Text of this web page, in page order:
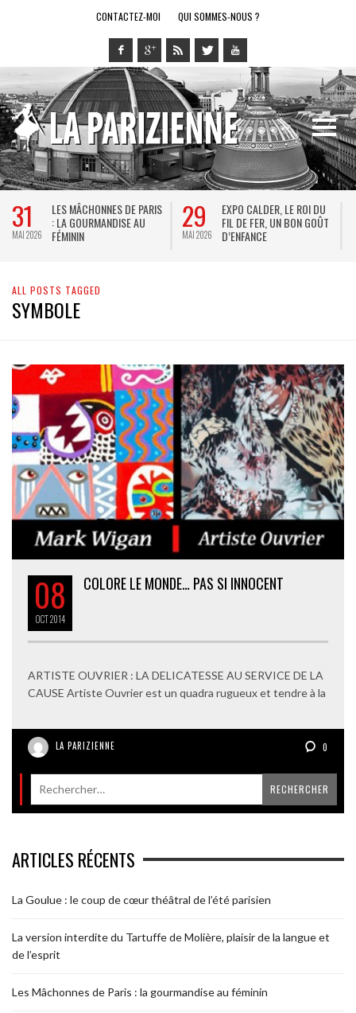
CONTACTEZ-MOI QUI SOMMES-NOUS ?
31
MAI 2026
LES MÂCHONNES DE PARIS
: LA GOURMANDISE AU
FÉMININ
29
MAI 2026
EXPO CALDER, LE ROI DU
FIL DE FER, UN BON GOÛT
D’ENFANCE
ALL POSTS TAGGED
SYMBOLE
08
OCT2014
COLORE LE MONDE… PAS SI INNOCENT
ARTISTE OUVRIER : LA DELICATESSE AU SERVICE DE LA
CAUSE Artiste Ouvrier est un quadra rugueux et tendre à la
LA PARIZIENNE 0
ARTICLES RÉCENTS
La Goulue : le coup de cœur théâtral de l’été parisien
La version interdite du Tartuffe de Molière, plaisir de la langue et
de l’esprit
Les Mâchonnes de Paris : la gourmandise au féminin